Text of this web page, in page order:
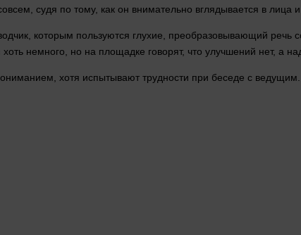
, судя по тому, как он внимательно вглядывается в лица
которым пользуются глухие, преобразовывающий речь
хоть немного, но на площадке говорят, что улучшений нет, а
хотя испытывают трудности при беседе с